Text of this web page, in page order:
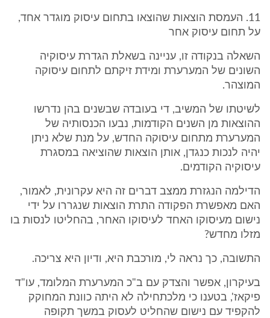
11. העמסת הוצאות שהוצאו בתחום עיסוק מוגדר אחד,
על תחום עיסוק אחר
השאלה בנקודה זו, עניינה בשאלת הגדרת עיסוקיה
השונים של המערערת ומידת זיקתם לתחום עיסוקה
המוצהר.
לשיטתו של המשיב, די בעובדה שבשנים בהן נדרשו
ההוצאות מן השנים הקודמות, נבעו הכנסותיה של
המערערת מתחום עיסוקה החדש, על מנת שלא ניתן
יהיה לנכות כנגדן, אותן הוצאות שהוציאה במסגרת
עיסוקיה הקודמים.
הדילמה הנגזרת ממצב דברים זה היא עקרונית, לאמור,
האם מאפשרת הפקודה התרת הוצאות שנגררו על ידי
נישום מעיסוקו האחד לעיסוקו האחר, בהחליטו לנסות בו
מזלו מחדש?
התשובה, כך נראה לי, מורכבת היא, ודיון היא צריכה.
בעיקרון, אפשר והצדק עם ב"כ המערערת המלומד, עו"ד
פיקאז', בטענו כי מלכתחילה לא היתה כוונת המחוקק
להקפיד עם נישום שהחליט לעסוק במשך תקופה